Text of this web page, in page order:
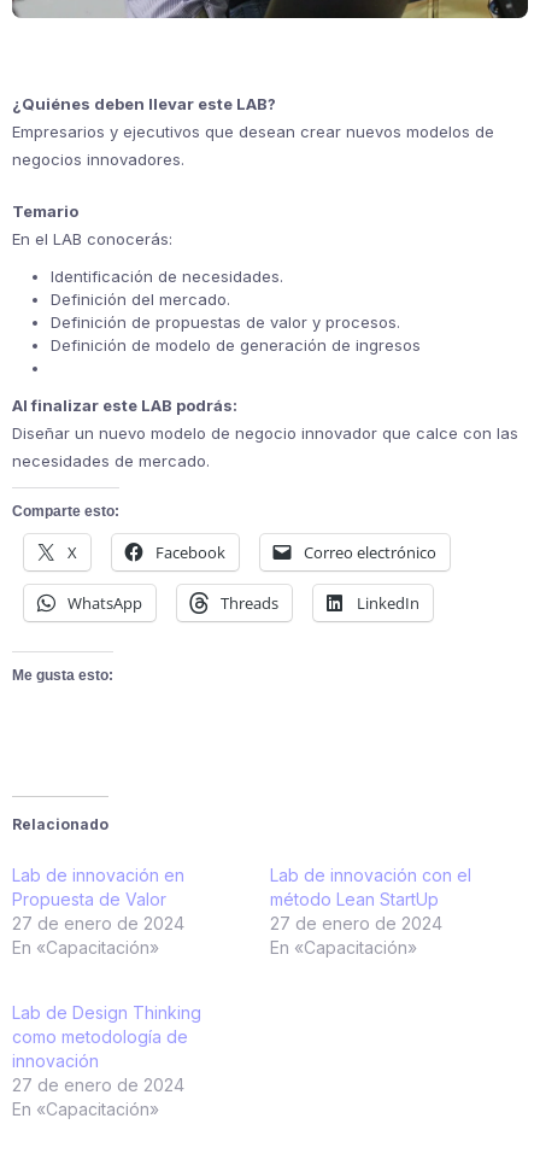
¿Quiénes deben llevar este LAB?
Empresarios y ejecutivos que desean crear nuevos modelos de
negocios innovadores.
Temario
En el LAB conocerás:
Identificación de necesidades.
Definición del mercado.
Definición de propuestas de valor y procesos.
Definición de modelo de generación de ingresos
Al finalizar este LAB podrás:
Diseñar un nuevo modelo de negocio innovador que calce con las
necesidades de mercado.
Comparte esto:
X Facebook Correo electrónico
WhatsApp Threads LinkedIn
Me gusta esto:
Relacionado
Lab de innovación en
Propuesta de Valor
27 de enero de 2024
En «Capacitación»
Lab de innovación con el
método Lean StartUp
27 de enero de 2024
En «Capacitación»
Lab de Design Thinking
como metodología de
innovación
27 de enero de 2024
En «Capacitación»